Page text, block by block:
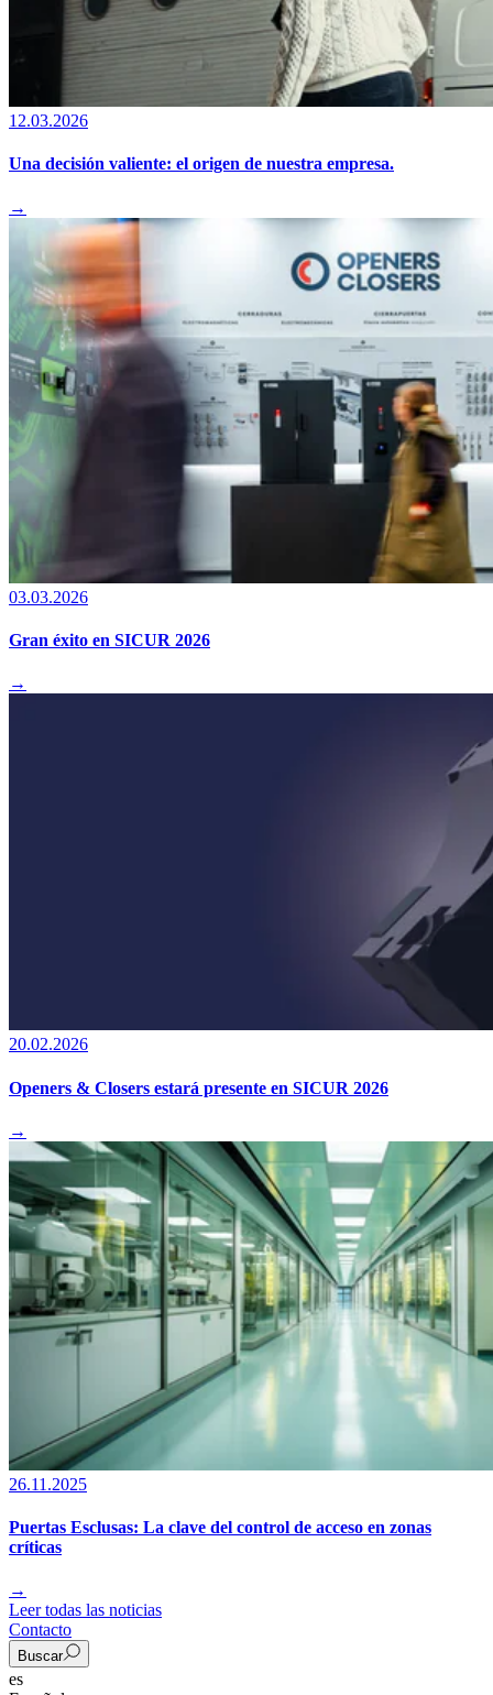
12.03.2026
Una decisión valiente: el origen de nuestra empresa.
→
03.03.2026
Gran éxito en SICUR 2026
→
20.02.2026
Openers & Closers estará presente en SICUR 2026
→
26.11.2025
Puertas Esclusas: La clave del control de acceso en zonas
críticas
→
Leer todas las noticias
Contacto
Buscar
es